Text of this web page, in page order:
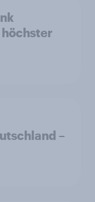
–